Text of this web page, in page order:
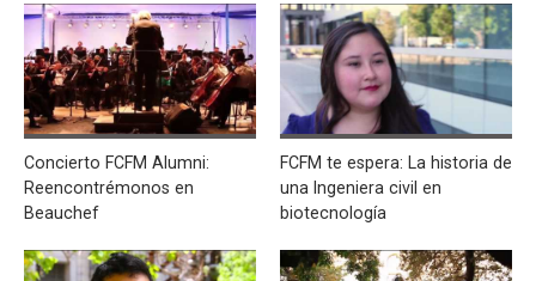
Concierto FCFM Alumni:
Reencontrémonos en
Beauchef
FCFM te espera: La historia de
una Ingeniera civil en
biotecnología